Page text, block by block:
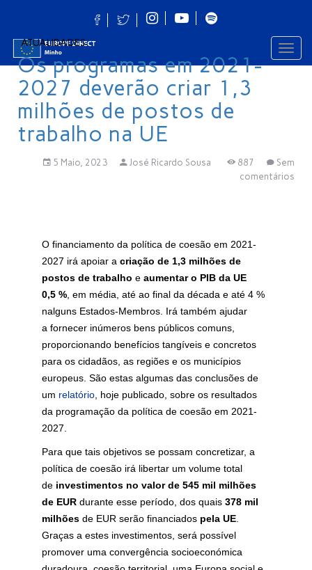
ATUALIDADES
Os programas em 2021-
2027 deverão criar 1,3
milhões de postos de
trabalho na UE
5 Maio, 2023 José Ricardo Sousa 887
Sem
comentários
O financiamento da política de coesão em 2021-
2027 irá apoiar a criação de 1,3 milhões de
postos de trabalho e aumentar o PIB da UE
0,5 % , em média, até ao final da década e até 4 %
nalguns Estados-Membros. Irá também ajudar
a fornecer inúmeros bens públicos comuns,
proporcionando benefícios tangíveis e concretos
para os cidadãos, as regiões e os municípios
europeus. São estas algumas das conclusões de
um relatório , hoje publicado, sobre os resultados
da programação da política de coesão em 2021-
2027.
Para que tais objetivos se possam concretizar, a
política de coesão irá libertar um volume total
de investimentos no valor de 545 mil milhões
de EUR durante esse período, dos quais 378 mil
milhões de EUR serão financiados pela UE
Graças a estes investimentos, será possível
promover uma convergência socioeconómica